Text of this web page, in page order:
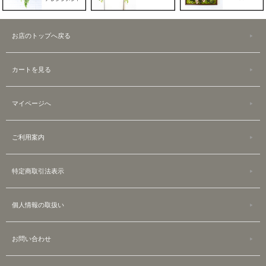
お店のトップへ戻る
カートを見る
マイページへ
ご利用案内
特定商取引法表示
個人情報の取扱い
お問い合わせ